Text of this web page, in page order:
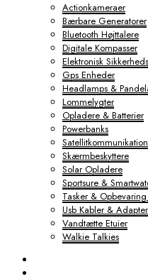
Actionkameraer
Bærbare Generatorer
Bluetooth Højttalere
Digitale Kompasser
Elektronisk
Gps Enheder
Headlamps &
Lommelygter
Opladere & Batterier
Powerbanks
Satellitkommunikation
Skærmbeskyttere
Solar Opladere
Sportsure &
Tasker &
Usb Kabler &
Vandtætte Etuier
Walkie Talkies